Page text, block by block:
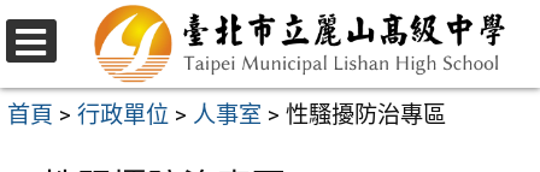
跳
至
主
選
單
首頁 > 行政單位 > 人事室 > 性騷擾防治專區